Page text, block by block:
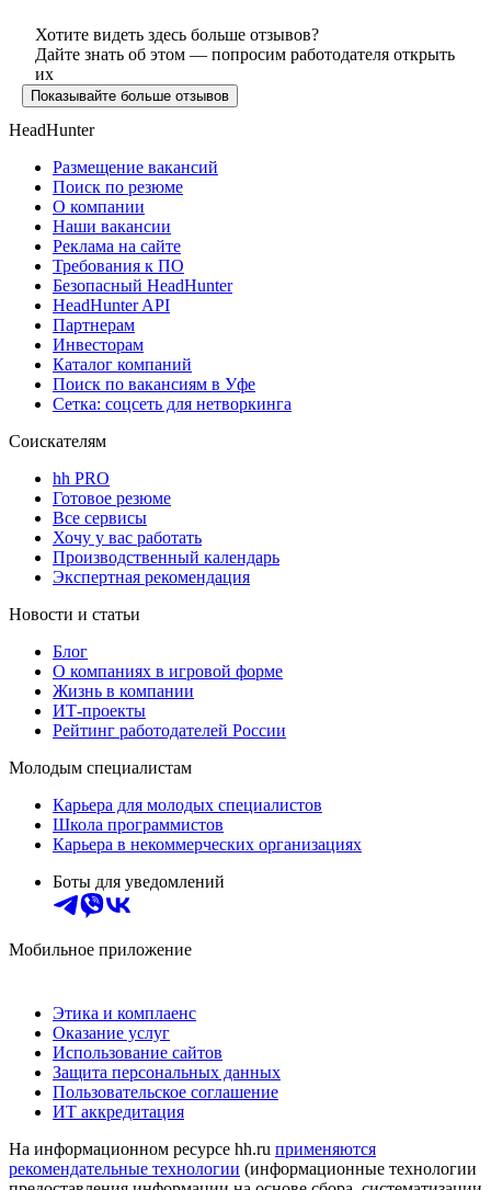
Хотите видеть здесь больше отзывов?
Дайте знать об этом — попросим работодателя открыть
их
Показывайте больше отзывов
HeadHunter
Размещение вакансий
Поиск по резюме
О компании
Наши вакансии
Реклама на сайте
Требования к ПО
Безопасный HeadHunter
HeadHunter API
Партнерам
Инвесторам
Каталог компаний
Поиск по вакансиям в Уфе
Сетка: соцсеть для нетворкинга
Соискателям
hh PRO
Готовое резюме
Все сервисы
Хочу у вас работать
Производственный календарь
Экспертная рекомендация
Новости и статьи
Блог
О компаниях в игровой форме
Жизнь в компании
ИТ-проекты
Рейтинг работодателей России
Молодым специалистам
Карьера для молодых специалистов
Школа программистов
Карьера в некоммерческих организациях
Боты для уведомлений
Мобильное приложение
Этика и комплаенс
Оказание услуг
Использование сайтов
Защита персональных данных
Пользовательское соглашение
ИТ аккредитация
На информационном ресурсе hh.ru применяются
рекомендательные технологии (информационные технологии